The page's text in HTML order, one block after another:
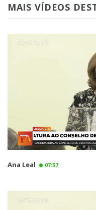
MAIS VÍDEOS
Ana Leal 07:57